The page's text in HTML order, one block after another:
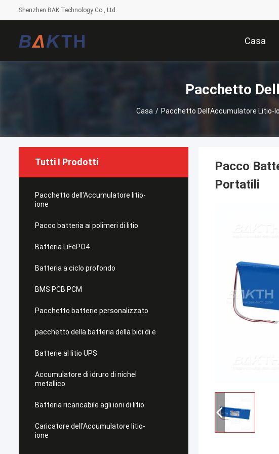
Shenzhen BAK Technology Co., Ltd.
Casa
Pacchetto
Casa / Pacchetto Dell'Accumulatore Litio-
Tutti I Prodotti
Pacchetto dell'Accumulatore litio-
ione
Pacco batteria ai polimeri di litio
Batteria LiFePO4
Batteria a ciclo profondo
BMS PCB PCM
Pacchetto batterie personalizzato
pacchetto della batteria della bici di e
Batterie al litio UPS
Accumulatore di idruro di nichel
metallico
Batteria ricaricabile agli ioni di litio
Caricatore dell'Accumulatore litio-
ione
Pacco
Portatili